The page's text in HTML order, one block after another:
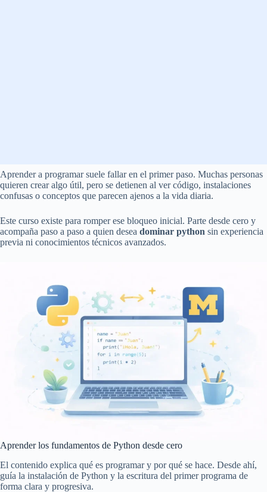
Aprender a programar suele fallar en el primer paso. Muchas personas
quieren crear algo útil, pero se detienen al ver código, instalaciones
confusas o conceptos que parecen ajenos a la vida diaria.
Este curso existe para romper ese bloqueo inicial. Parte desde cero y
acompaña paso a paso a quien desea dominar python sin experiencia
previa ni conocimientos técnicos avanzados.
Aprender los fundamentos de Python desde cero
El contenido explica qué es programar y por qué se hace. Desde ahí,
guía la instalación de Python y la escritura del primer programa de
forma clara y progresiva.